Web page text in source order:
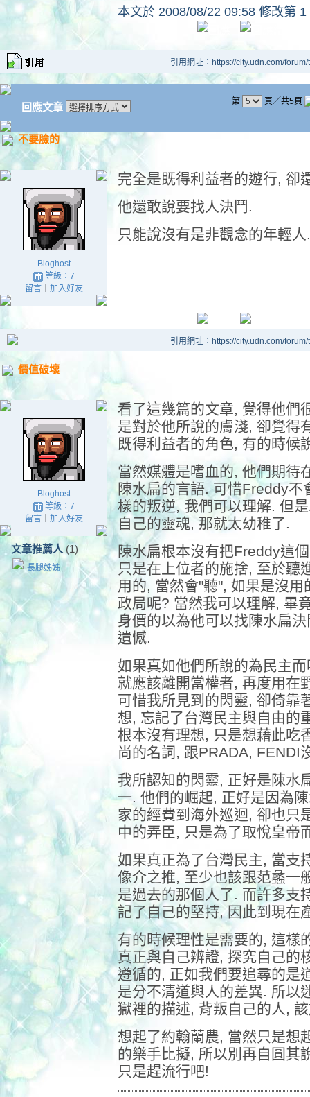
本文於 2008/08/22 09:58 修改第 1
引用網址：https://city.udn.com/
回應文章 第 頁／共5頁
不要臉的
Bloghost
等級：7
留言｜ 加入好友
完全是既得利益者的遊行, 卻
他還敢說要找人決鬥.
只能說沒有是非觀念的年輕人.
引用網址：https://city.udn.com/
價值破壞
Bloghost
等級：7
留言｜ 加入好友
文章推薦人 (1)
長腿姊姊
看了這幾篇的文章, 覺得他們
是對於他所說的膚淺, 卻覺得
既得利益者的角色, 有的時候
當然媒體是嗜血的, 他們期待
陳水扁的言語. 可惜Freddy不
樣的叛逆, 我們可以理解. 但
自己的靈魂, 那就太幼稚了.
陳水扁根本沒有把Freddy這
只是在上位者的施捨, 至於聽
用的, 當然會"聽", 如果是沒
政局呢? 當然我可以理解, 畢
身價的以為他可以找陳水扁
遺憾.
如果真如他們所說的為民主
就應該離開當權者, 再度用在
可惜我所見到的閃靈, 卻倚靠
想, 忘記了台灣民主與自由的
根本沒有理想, 只是想藉此吃
尚的名詞, 跟PRADA, FENDI
我所認知的閃靈, 正好是陳水
一. 他們的崛起, 正好是因為
家的經費到海外巡迴, 卻也只
中的弄臣, 只是為了取悅皇帝
如果真正為了台灣民主, 當支
像介之推, 至少也該跟范蠡一
是過去的那個人了. 而許多支
記了自己的堅持, 因此到現在
有的時候理性是需要的, 這樣
真正與自己辨證, 探究自己的
遵循的, 正如我們要追尋的是
是分不清道與人的差異. 所以
獄裡的描述, 背叛自己的人,
想起了約翰蘭農, 當然只是想
的樂手比擬, 所以別再自圓其
只是趕流行吧!